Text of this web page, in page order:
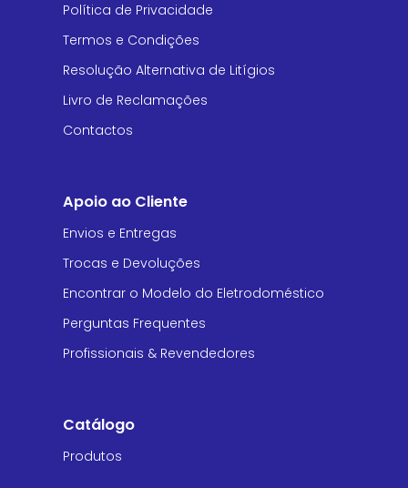
Política de Privacidade
Termos e Condições
Resolução Alternativa de Litígios
Livro de Reclamações
Contactos
Apoio ao Cliente
Envios e Entregas
Trocas e Devoluções
Encontrar o Modelo do Eletrodoméstico
Perguntas Frequentes
Profissionais & Revendedores
Catálogo
Produtos